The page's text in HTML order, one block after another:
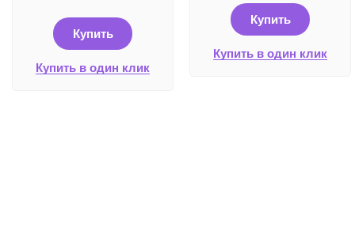
Купить
Купить в один клик
Купить
Купить в один клик